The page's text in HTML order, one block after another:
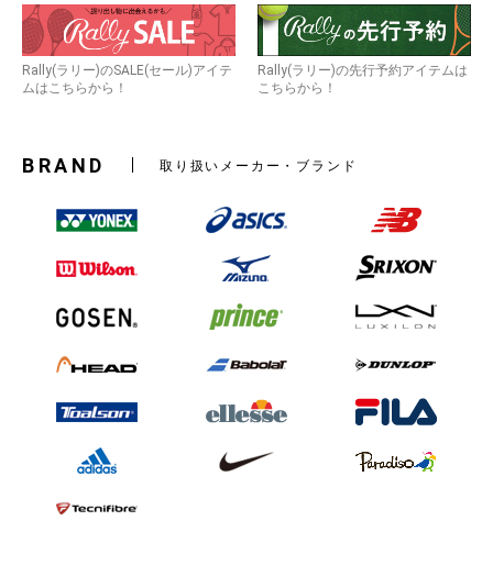
Rally(ラリー)のSALE(セール)アイテ
ムはこちらから！
Rally(ラリー)の先行予約アイテムは
こちらから！
BRAND 取り扱いメーカー・ブランド